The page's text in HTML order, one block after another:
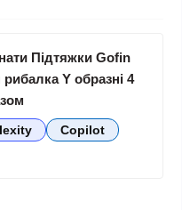
Підтяжки Gofin
Y образні 4
Copilot